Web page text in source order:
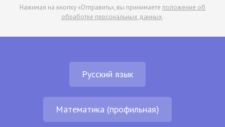
Нажимая на кнопку «Отправить», вы принимаете положение об
обработке персональных данных.
Русский язык
Математика (профильная)